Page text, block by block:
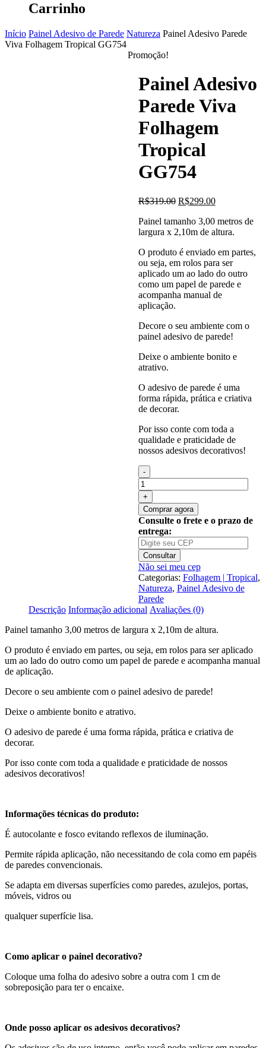
Carrinho
Início Painel Adesivo de Parede Natureza Painel Adesivo Parede
Viva Folhagem Tropical GG754
Promoção!
Painel Adesivo
Parede Viva
Folhagem
Tropical
GG754
R$319.00 O
original
era:
R$299.00O
atual
é:
Painel tamanho 3,00 metros de
largura x 2,10m de altura.
O produto é enviado em partes,
ou seja, em rolos para ser
aplicado um ao lado do outro
como um papel de parede e
acompanha manual de
aplicação.
Decore o seu ambiente com o
painel adesivo de parede!
Deixe o ambiente bonito e
atrativo.
O adesivo de parede é uma
forma rápida, prática e criativa
de decorar.
Por isso conte com toda a
qualidade e praticidade de
nossos adesivos decorativos!
Quantidade
de
Painel
Adesivo
Parede
Viva
Folhagem
Tropical
GG754
Comprar agora
Consulte o frete e o prazo de
entrega:
Consultar
Não sei meu cep
Categorias: Folhagem | Tropical,
Natureza, Painel Adesivo de
Parede
Descrição Informação adicional Avaliações (0)
Painel tamanho 3,00 metros de largura x 2,10m de altura.
O produto é enviado em partes, ou seja, em rolos para ser aplicado
um ao lado do outro como um papel de parede e acompanha manual
de aplicação.
Decore o seu ambiente com o painel adesivo de parede!
Deixe o ambiente bonito e atrativo.
O adesivo de parede é uma forma rápida, prática e criativa de
decorar.
Por isso conte com toda a qualidade e praticidade de nossos
adesivos decorativos!
Informações técnicas do produto:
É autocolante e fosco evitando reflexos de iluminação.
Permite rápida aplicação, não necessitando de cola como em papéis
de paredes convencionais.
Se adapta em diversas superfícies como paredes, azulejos, portas,
móveis, vidros ou
qualquer superfície lisa.
Como aplicar o painel decorativo?
Coloque uma folha do adesivo sobre a outra com 1 cm de
sobreposição para ter o encaixe.
Onde posso aplicar os adesivos decorativos?